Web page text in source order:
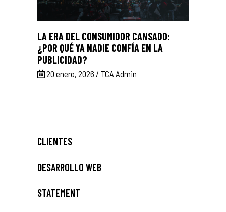
LA ERA DEL CONSUMIDOR CANSADO:
¿POR QUÉ YA NADIE CONFÍA EN LA
PUBLICIDAD?
20 enero, 2026 TCA Admin
CLIENTES
DESARROLLO WEB
STATEMENT